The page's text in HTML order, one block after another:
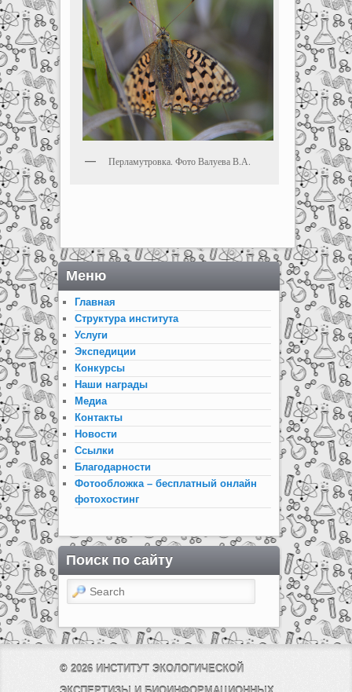
Перламутровка. Фото Валуева В.А.
Меню
Главная
Структура института
Услуги
Экспедиции
Конкурсы
Наши награды
Медиа
Контакты
Новости
Ссылки
Благодарности
Фотообложка – бесплатный онлайн
фотохостинг
Поиск по сайту
Search
© 2026 ИНСТИТУТ ЭКОЛОГИЧЕСКОЙ